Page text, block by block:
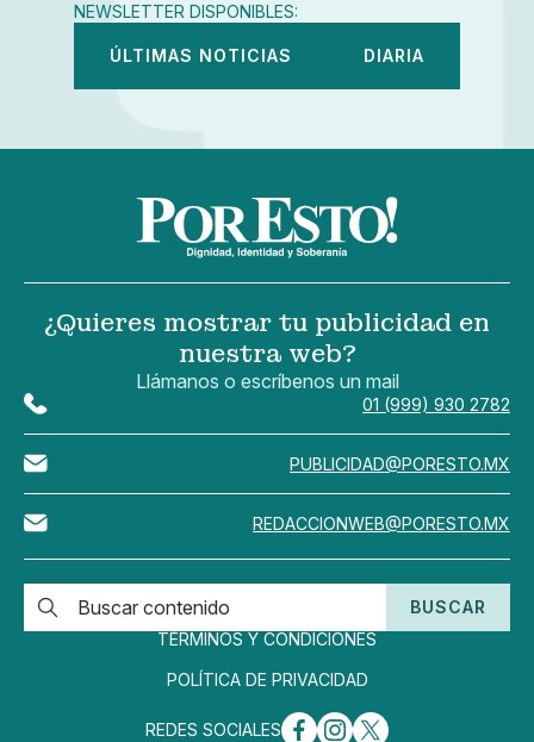
NEWSLETTER DISPONIBLES:
ÚLTIMAS NOTICIAS DIARIA
¿Quieres mostrar tu publicidad en
nuestra web?
Llámanos o escríbenos un mail
01 (999) 930 2782
PUBLICIDAD@PORESTO.MX
REDACCIONWEB@PORESTO.MX
BUSCAR
TÉRMINOS Y CONDICIONES
POLÍTICA DE PRIVACIDAD
REDES SOCIALES